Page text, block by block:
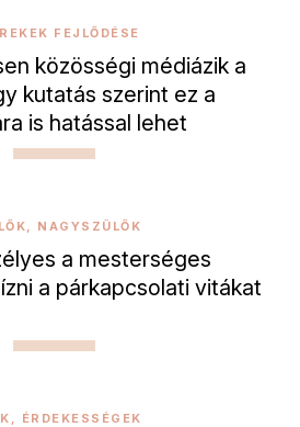
FEJLŐDÉSE
közösségi médiázik a
kutatás szerint ez a
is hatással lehet
NAGYSZÜLŐK
a mesterséges
a párkapcsolati vitákat
ÉRDEKESSÉGEK